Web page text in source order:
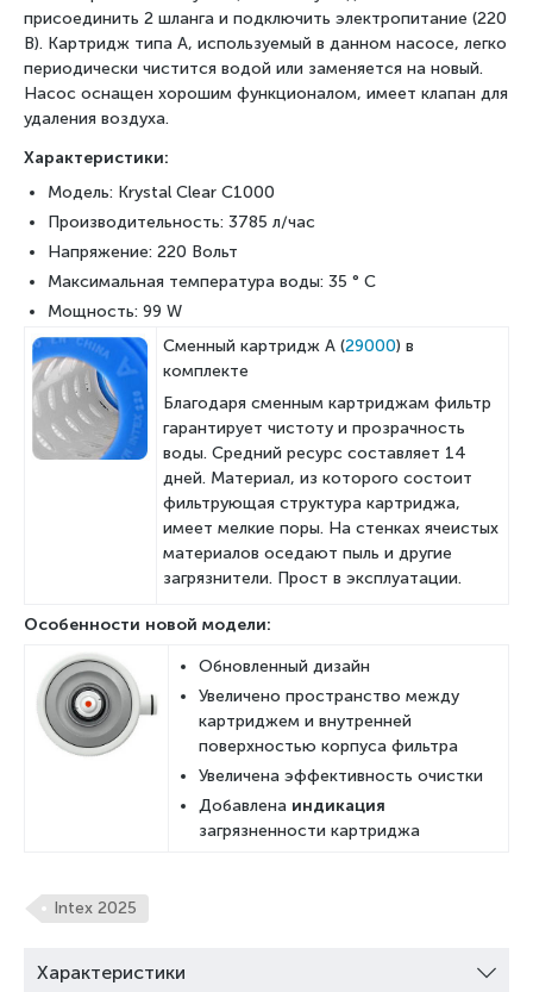
присоединить 2 шланга и подключить электропитание (220
В). Картридж типа А, используемый в данном насосе, легко
периодически чистится водой или заменяется на новый.
Насос оснащен хорошим функционалом, имеет клапан для
удаления воздуха.
Характеристики:
Модель: Krystal Clear С1000
Производительность: 3785 л/час
Напряжение: 220 Вольт
Максимальная температура воды: 35 ° C
Мощность: 99 W
Сменный картридж А (29000) в
комплекте
Благодаря сменным картриджам фильтр
гарантирует чистоту и прозрачность
воды. Средний ресурс составляет 14
дней. Материал, из которого состоит
фильтрующая структура картриджа,
имеет мелкие поры. На стенках ячеистых
материалов оседают пыль и другие
загрязнители. Прост в эксплуатации.
Особенности новой модели:
Обновленный дизайн
Увеличено пространство между
картриджем и внутренней
поверхностью корпуса фильтра
Увеличена эффективность очистки
Добавлена индикация
загрязненности картриджа
Intex 2025
Характеристики